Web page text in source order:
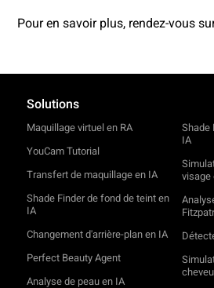
Pour en savoir plus, rendez-vous
Solutions
Maquillage virtuel en RA
YouCam Tutorial
Transfert de maquillage en IA
Shade Finder de fond de teint en
IA
Changement d'arrière-plan en IA
Perfect Beauty Agent
Analyse de peau en IA
Shade
IA
visage